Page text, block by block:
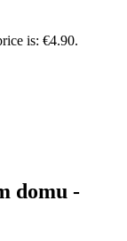
is: €4.90.
domu -